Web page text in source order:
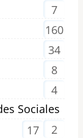
7
160
34
8
4
Sociales
2
17